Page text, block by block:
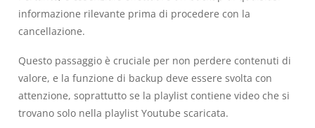
informazione rilevante prima di procedere con la
cancellazione.
Questo passaggio è cruciale per non perdere contenuti di
valore, e la funzione di backup deve essere svolta con
attenzione, soprattutto se la playlist contiene video che si
trovano solo nella playlist Youtube scaricata.